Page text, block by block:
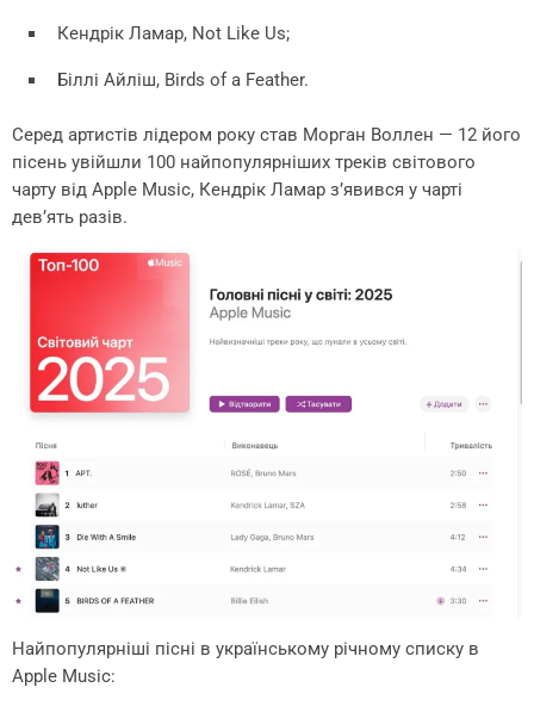
Кендрік Ламар, Not Like Us;
Біллі Айліш, Birds of a Feather.
Серед артистів лідером року став Морган Воллен — 12 його
пісень увійшли 100 найпопулярніших треків світового
чарту від Apple Music, Кендрік Ламар з’явився у чарті
дев’ять разів.
Найпопулярніші пісні в українському річному списку в
Apple Music: